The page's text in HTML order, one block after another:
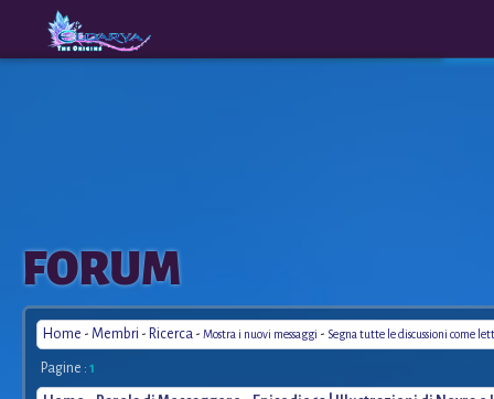
The
Origins
FORUM
Home - Membri - Ricerca - Mostra i nuovi messaggi - Segna tutte le discussioni come
Pagine : 1